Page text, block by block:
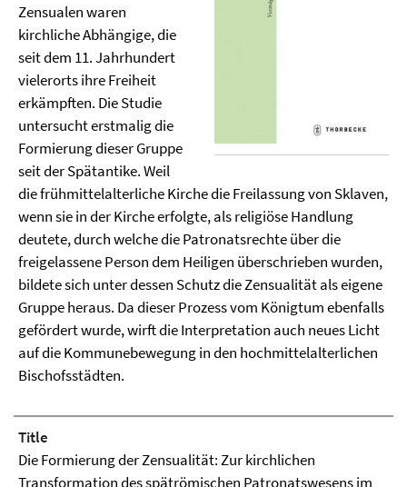
Zensualen waren
kirchliche Abhängige, die
seit dem 11. Jahrhundert
vielerorts ihre Freiheit
erkämpften. Die Studie
untersucht erstmalig die
Formierung dieser Gruppe
seit der Spätantike. Weil
die frühmittelalterliche Kirche die Freilassung von Sklaven,
wenn sie in der Kirche erfolgte, als religiöse Handlung
deutete, durch welche die Patronatsrechte über die
freigelassene Person dem Heiligen überschrieben wurden,
bildete sich unter dessen Schutz die Zensualität als eigene
Gruppe heraus. Da dieser Prozess vom Königtum ebenfalls
gefördert wurde, wirft die Interpretation auch neues Licht
auf die Kommunebewegung in den hochmittelalterlichen
Bischofsstädten.
Title
Die Formierung der Zensualität: Zur kirchlichen
Transformation des spätrömischen Patronatswesens im